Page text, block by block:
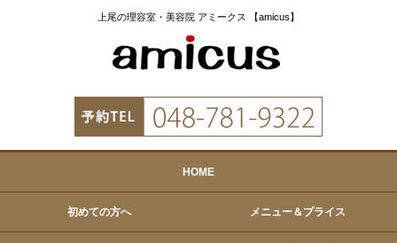
上尾の理容室・美容院 アミークス 【amicus】
HOME
初めての方へ メニュー＆プライス